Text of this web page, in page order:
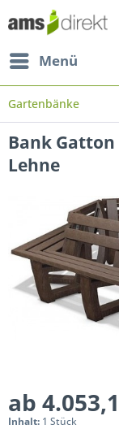
Menü
Gartenbänke
Bank
Lehne
ab
Inhalt: 1 Stück